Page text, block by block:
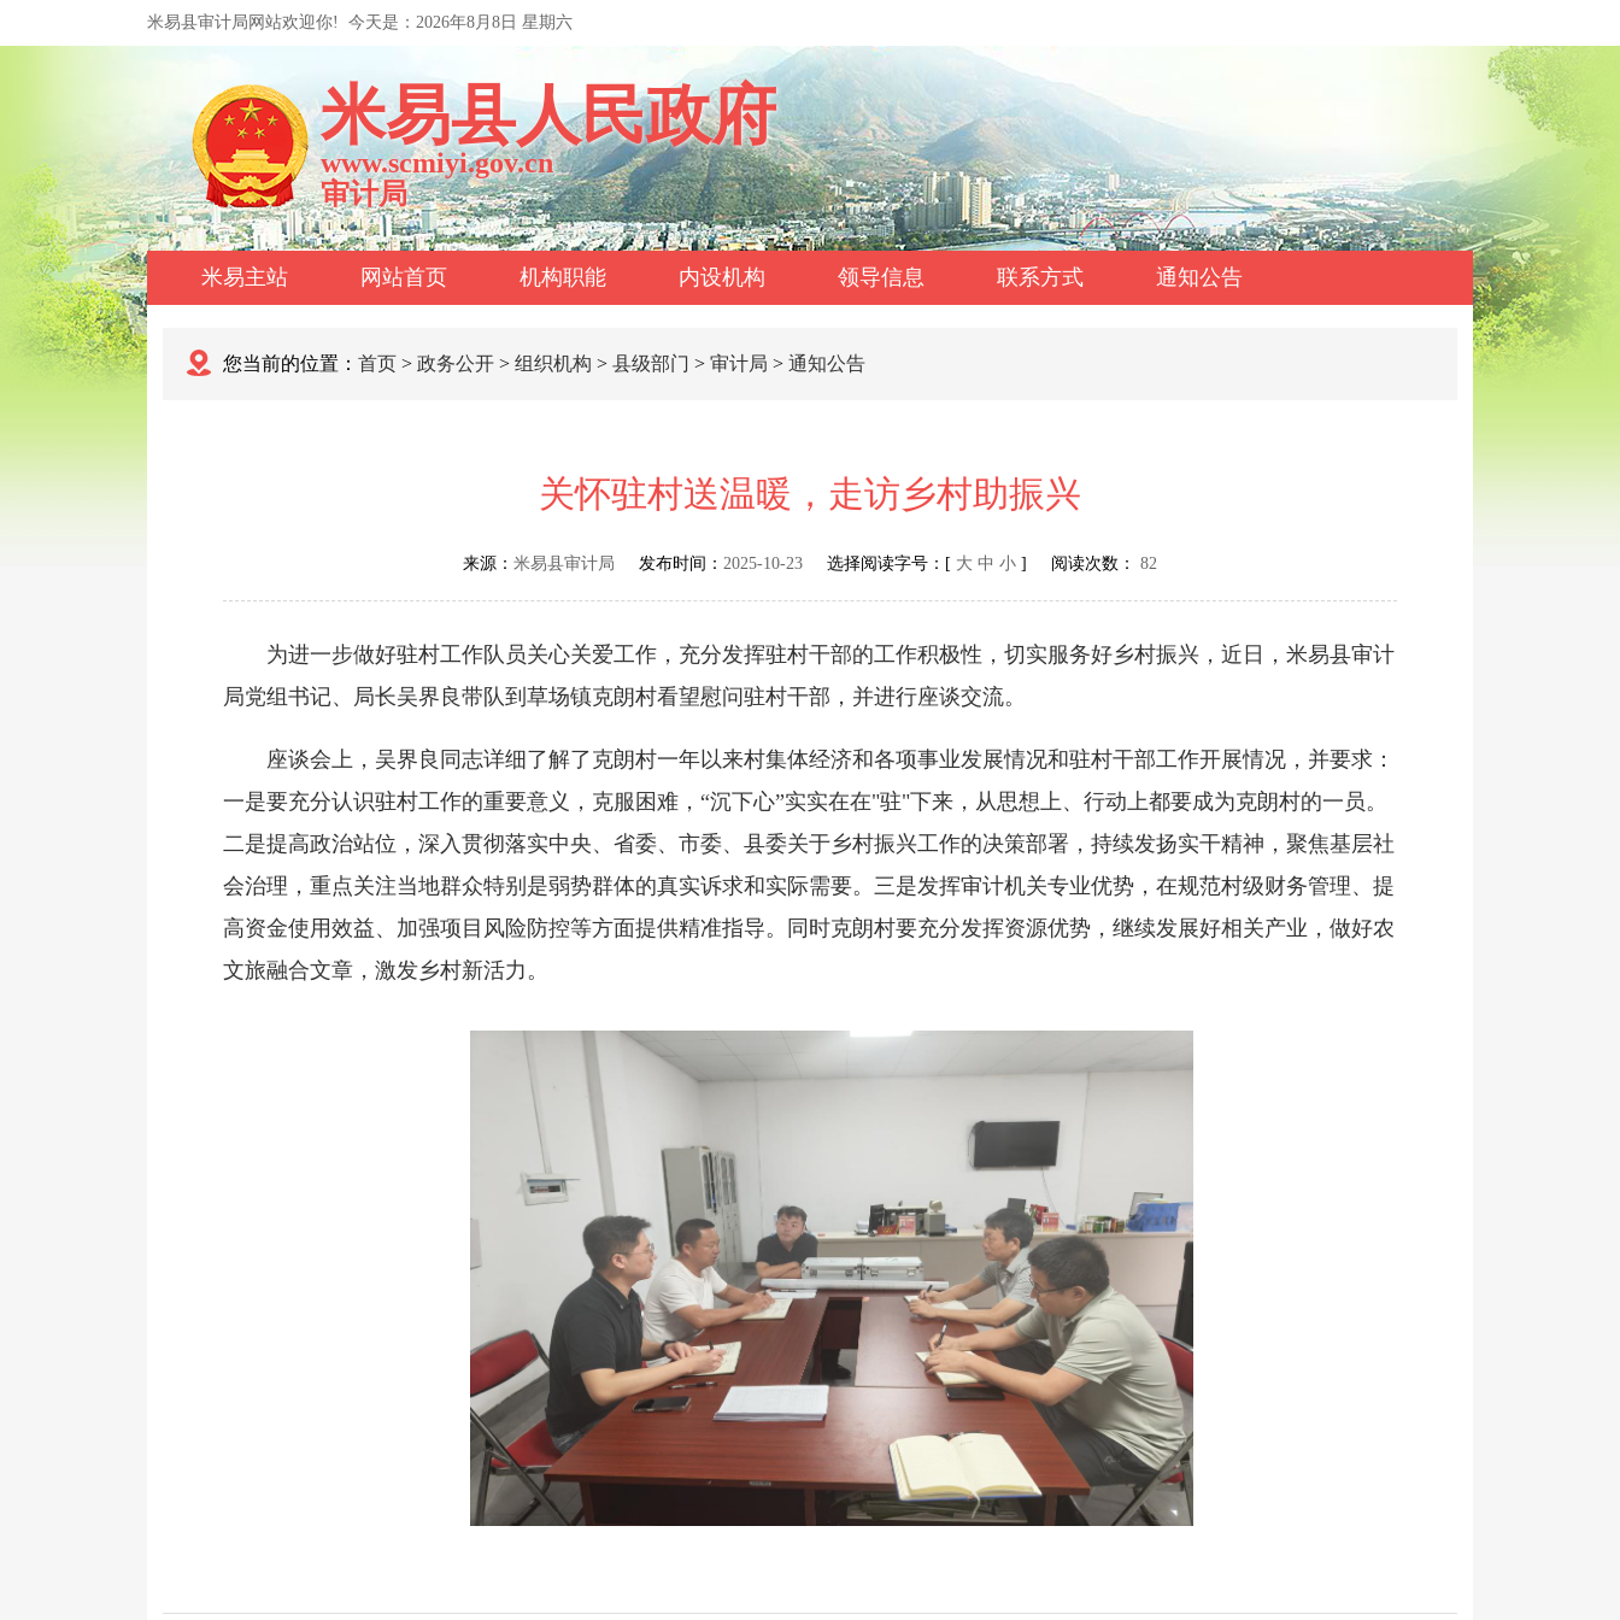
米易县审计局网站欢迎你! 今天是： 2026年8月8日 星期六
米易县人民政府
www.scmiyi.gov.cn
审计局
米易主站 网站首页 机构职能 内设机构 领导信息 联系方式 通知公告
您当前的位置： 首页 > 政务公开 > 组织机构 > 县级部门 > 审计局 > 通知公告
关怀驻村送温暖，走访乡村助振兴
来源： 米易县审计局 发布时间： 2025-10-23 选择阅读字号：[ 大 中 小 ] 阅读次数： 82
为进一步做好驻村工作队员关心关爱工作，充分发挥驻村干部的工作积极性，切实服务好乡村振兴，近日，米易县审计
局党组书记、局长吴界良带队到草场镇克朗村看望慰问驻村干部，并进行座谈交流。
座谈会上，吴界良同志详细了解了克朗村一年以来村集体经济和各项事业发展情况和驻村干部工作开展情况，并要求：
一是要充分认识驻村工作的重要意义，克服困难，“沉下心”实实在在"驻"下来，从思想上、行动上都要成为克朗村的一员。
二是提高政治站位，深入贯彻落实中央、省委、市委、县委关于乡村振兴工作的决策部署，持续发扬实干精神，聚焦基层社
会治理，重点关注当地群众特别是弱势群体的真实诉求和实际需要。三是发挥审计机关专业优势，在规范村级财务管理、提
高资金使用效益、加强项目风险防控等方面提供精准指导。同时克朗村要充分发挥资源优势，继续发展好相关产业，做好农
文旅融合文章，激发乡村新活力。